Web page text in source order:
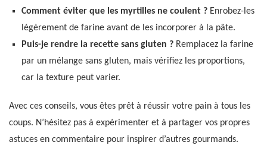
Comment éviter que les myrtilles ne coulent ?Enrobez-les
légèrement de farine avant de les incorporer à la pâte.
Puis-je rendre la recette sans gluten ?Remplacez la farine
par un mélange sans gluten, mais vérifiez les proportions,
car la texture peut varier.
Avec ces conseils, vous êtes prêt à réussir votre pain à tous les
coups. N’hésitez pas à expérimenter et à partager vos propres
astuces en commentaire pour inspirer d’autres gourmands.